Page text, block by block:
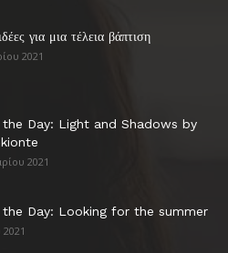
για μια τέλεια βάπτιση
2021
Day: Light and Shadows by
2021
Day: Looking for the summer